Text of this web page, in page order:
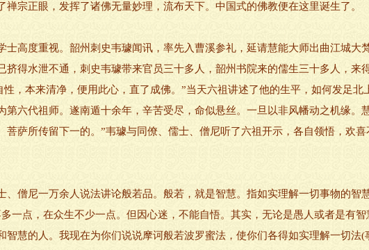
宗正眼，发挥了诸佛无量妙理，流布天下。中国式的佛教便在这里诞生了。
度重视。韶州刺史韦璩闻讯，率先入曹溪参礼，延请慧能大师出曲江城大
得水泄不通，刺史韦璩带来官员三十多人，韶州书院来的儒生三十多人，来
，本来清净，便用此心，直了成佛。”当天六祖讲述了他的生平，如何发足北
六代祖师。遂南遁十余年，辛苦受尽，命似悬丝。一旦以非风幡动之机缘。
萨所传留下一的。”韦璩与同僚、儒士、僧尼听了六祖开示，各自领悟，欢喜
尼一万余人说法讲论般若品。般若，就是智慧。指如实理解一切事物的智
一点，在众生不少一点。但因心迷，不能自悟。其实，无论是愚人或者是有智
慧的人。我现在为你们说说摩诃般若波罗蜜法，使你们各得如实理解一切法(